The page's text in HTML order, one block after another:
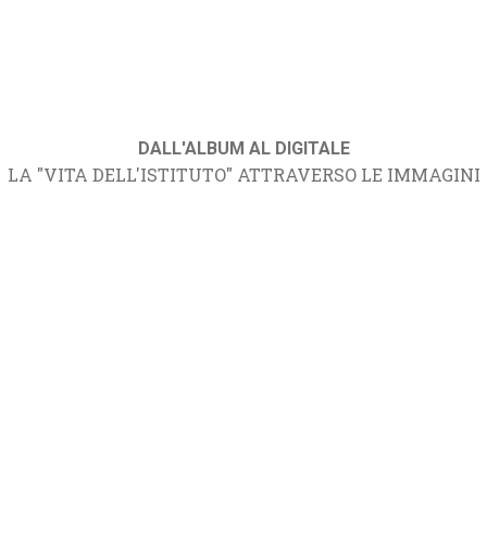
DALL'ALBUM AL DIGITALE
LA "VITA DELL'ISTITUTO" ATTRAVERSO LE IMMAGINI